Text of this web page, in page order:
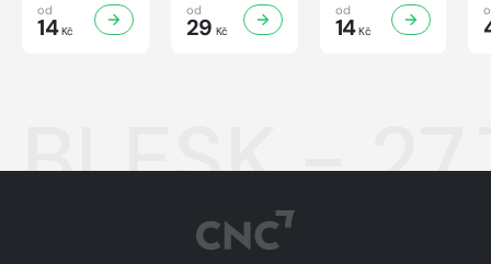
od
14Kč
od
29 Kč
od
14Kč
BLESK -